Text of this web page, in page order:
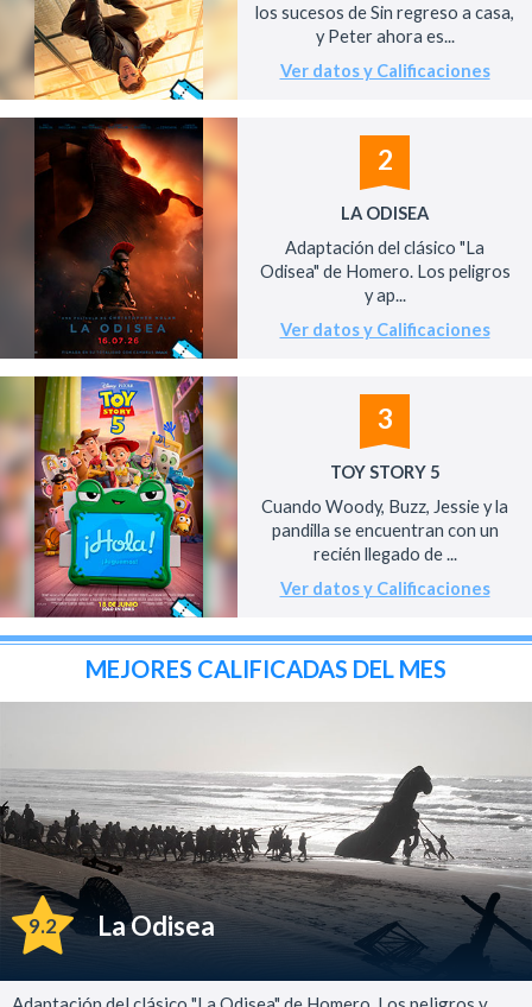
los sucesos de Sin regreso a casa,
y Peter ahora es...
Ver datos y Calificaciones
2
LA ODISEA
Adaptación del clásico "La
Odisea" de Homero. Los peligros
y ap...
Ver datos y Calificaciones
3
TOY STORY 5
Cuando Woody, Buzz, Jessie y la
pandilla se encuentran con un
recién llegado de ...
Ver datos y Calificaciones
MEJORES CALIFICADAS DEL MES
9.2 La Odisea